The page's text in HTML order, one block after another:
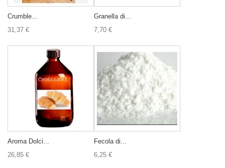
Crumble...
31,37 €
Granella di...
7,70 €
Aroma Dolci...
26,85 €
Fecola di...
6,25 €